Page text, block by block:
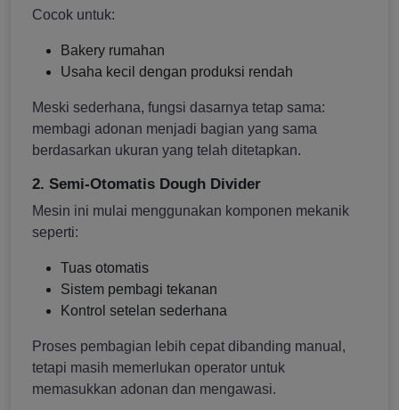
Cocok untuk:
Bakery rumahan
Usaha kecil dengan produksi rendah
Meski sederhana, fungsi dasarnya tetap sama:
membagi adonan menjadi bagian yang sama
berdasarkan ukuran yang telah ditetapkan.
2. Semi-Otomatis Dough Divider
Mesin ini mulai menggunakan komponen mekanik
seperti:
Tuas otomatis
Sistem pembagi tekanan
Kontrol setelan sederhana
Proses pembagian lebih cepat dibanding manual,
tetapi masih memerlukan operator untuk
memasukkan adonan dan mengawasi.